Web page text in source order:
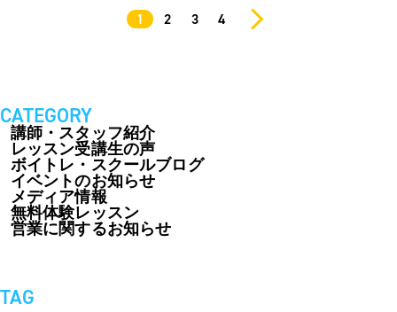
1 2 3 4
CATEGORY
講師・スタッフ紹介
レッスン受講生の声
ボイトレ・スクールブログ
イベントのお知らせ
メディア情報
無料体験レッスン
営業に関するお知らせ
TAG